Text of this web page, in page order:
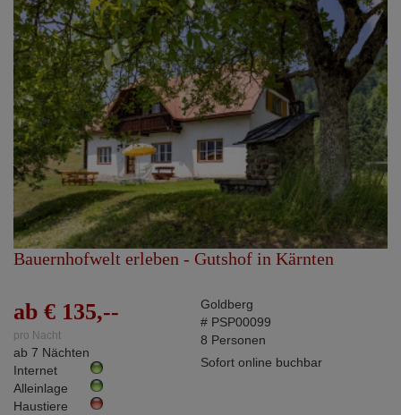
Bauernhofwelt erleben - Gutshof in Kärnten
ab € 135,--
pro Nacht
ab 7 Nächten
Internet
Alleinlage
Haustiere
Goldberg
# PSP00099
8 Personen
Sofort online buchbar